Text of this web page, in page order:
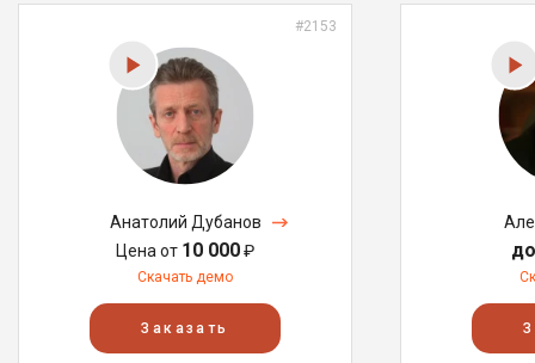
#2153
Анатолий Дубанов
Цена от 10 000₽
Скачать демо
Заказать